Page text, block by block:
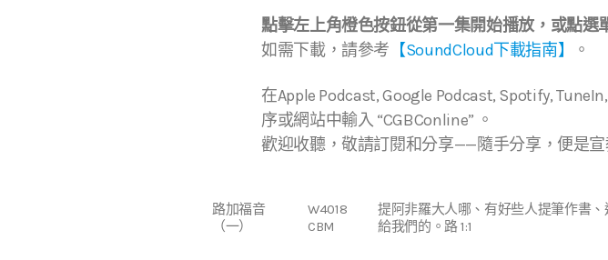
點擊左上角橙色按鈕從第一集開始播放，或點選
如需下載，請參考 【SoundCloud下載指南】 。
在Apple Podcast, Google Podcast, Spotify,
序或網站中輸入 “CGBConline” 。
歡迎收聽，敬請訂閱和分享——隨手分享，便是宣
路加福音
（一）
W4018
CBM
提阿非羅大人哪、有好些人提筆作書
給我們的。路 1:1